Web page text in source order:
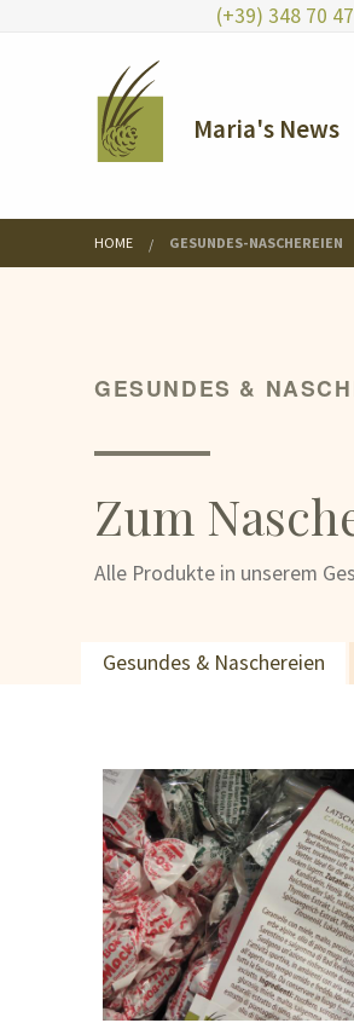
(+39) 348 70
Maria's News
HOME GESUNDES-NASCHEREIEN
GESUNDES &
Zum
Alle Produkte in unserem
Gesundes & Naschereien